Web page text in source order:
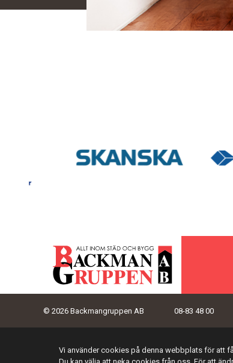
© 2026 Backmangruppen AB 08-83 48 00
Vi använder cookies på denna webbplats för att
Du kan välja att neka cookies från oss. För att